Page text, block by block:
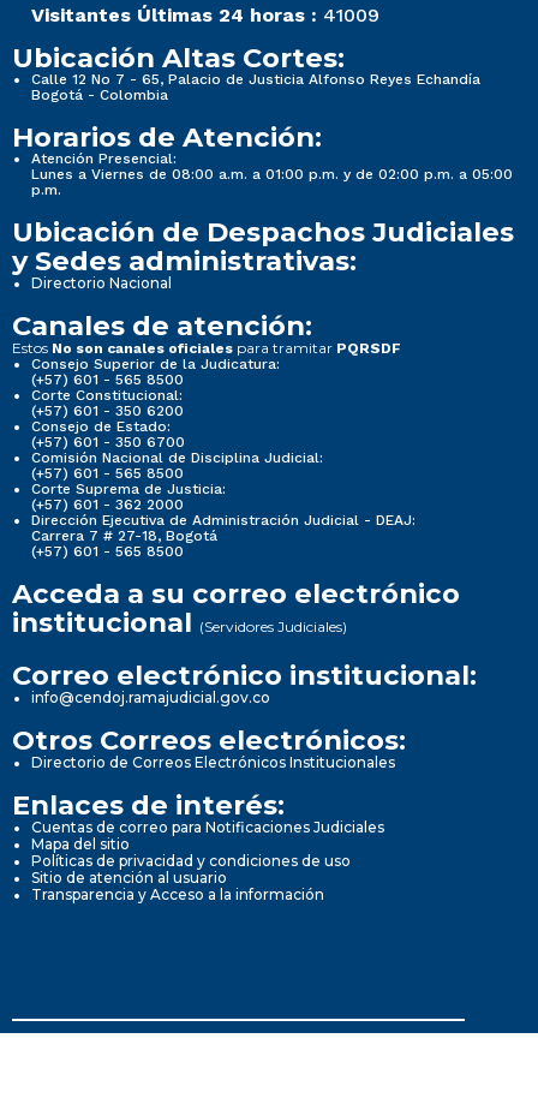
Visitantes Últimas 24 horas : 41009
Ubicación Altas Cortes:
Calle 12 No 7 - 65, Palacio de Justicia Alfonso Reyes Echandía
Bogotá - Colombia
Horarios de Atención:
Atención Presencial:
Lunes a Viernes de 08:00 a.m. a 01:00 p.m. y de 02:00 p.m. a 05:00
p.m.
Ubicación de Despachos Judiciales
y Sedes administrativas:
Directorio Nacional
Canales de atención:
Estos No son canales oficiales para tramitar PQRSDF
Consejo Superior de la Judicatura:
(+57) 601 - 565 8500
Corte Constitucional:
(+57) 601 - 350 6200
Consejo de Estado:
(+57) 601 - 350 6700
Comisión Nacional de Disciplina Judicial:
(+57) 601 - 565 8500
Corte Suprema de Justicia:
(+57) 601 - 362 2000
Dirección Ejecutiva de Administración Judicial - DEAJ:
Carrera 7 # 27-18, Bogotá
(+57) 601 - 565 8500
Acceda a su correo electrónico
institucional (Servidores Judiciales)
Correo electrónico institucional:
info@cendoj.ramajudicial.gov.co
Otros Correos electrónicos:
Directorio de Correos Electrónicos Institucionales
Enlaces de interés:
Cuentas de correo para Notificaciones Judiciales
Mapa del sitio
Políticas de privacidad y condiciones de uso
Sitio de atención al usuario
Transparencia y Acceso a la información